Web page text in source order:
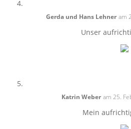
Gerda und Hans Lehner am
Unser
Katrin Weber am 25.
Mein